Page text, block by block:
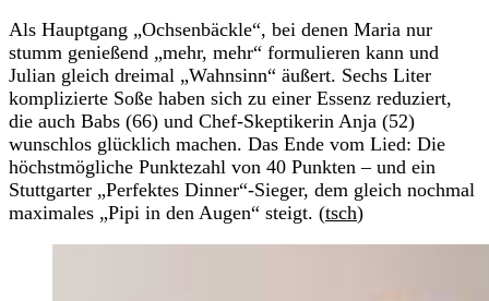
Als Hauptgang „Ochsenbäckle“, bei denen Maria nur
stumm genießend „mehr, mehr“ formulieren kann und
Julian gleich dreimal „Wahnsinn“ äußert. Sechs Liter
komplizierte Soße haben sich zu einer Essenz reduziert,
die auch Babs (66) und Chef-Skeptikerin Anja (52)
wunschlos glücklich machen. Das Ende vom Lied: Die
höchstmögliche Punktezahl von 40 Punkten – und ein
Stuttgarter „Perfektes Dinner“-Sieger, dem gleich nochmal
maximales „Pipi in den Augen“ steigt. (tsch)